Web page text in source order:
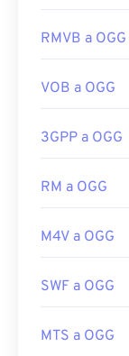
RMVB a OGG
VOB a OGG
3GPP a OGG
RM a OGG
M4V a OGG
SWF a OGG
MTS a OGG